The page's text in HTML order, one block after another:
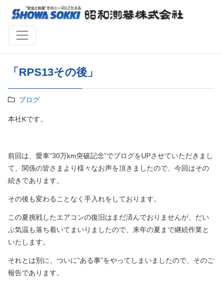
「RPS13その後」
ブログ
本社Kです。
前回は、愛車“30万km突破記念”でブログをUPさせていただきまし
て、関係の皆さまより様々なお声を頂きましたので、今回はその
続きであります。
その後も変わることなく手入れをしております。
この夏挑戦したエアコンの復旧はまだ済んでおりませんが、だい
ぶ気温も落ち着いてまいりましたので、来年の夏まで継続作業と
いたします。
それとは別に、ついに”ある事”をやってしまいましたので、そのご
報告であります。